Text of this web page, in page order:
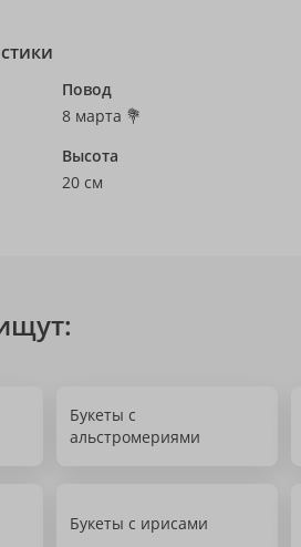
Повод
8 марта 💐
Высота
20 см
Букеты с
альстромериями
Букеты с ирисами